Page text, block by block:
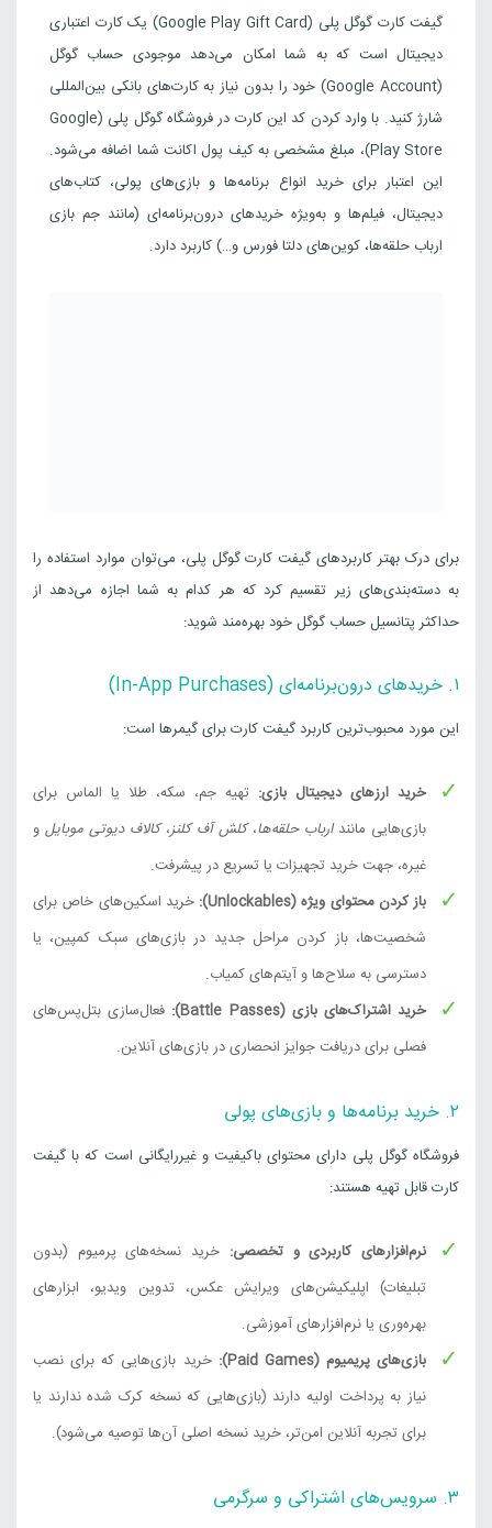
ترکیه تومان
ترکیه
100 لیر ترکیه
445,000
تومان
ترکیه
ترکیه
1000 لیر ترکیه
امریکا
5 دلار آمریکا
1,040,000
امریکا
10 دلار آمریکا
2,080,000تومان
امریکا
15 دلار آمریکا
3,120,000 تومان
امریکا
100 دلار آمریکا
گیفت کارت گوگل پلی (Google Play Gift Card) یک کارت اعتباری
دیجیتال است که به شما امکان می‌دهد موجودی حساب گوگل
(Google Account) خود را بدون نیاز به کارت‌های بانکی بین‌المللی
شارژ کنید. با وارد کردن کد این کارت در فروشگاه گوگل پلی (Google
Play Store)، مبلغ مشخصی به کیف پول اکانت شما اضافه می‌شود.
این اعتبار برای خرید انواع برنامه‌ها و بازی‌های پولی، کتاب‌های
دیجیتال، فیلم‌ها و به‌ویژه خریدهای درون‌برنامه‌ای (مانند جم بازی
ارباب حلقه‌ها، کوین‌های دلتا فورس و…) کاربرد دارد.
برای درک بهتر کاربردهای گیفت کارت گوگل پلی، می‌توان موارد استفاده را
به دسته‌بندی‌های زیر تقسیم کرد که هر کدام به شما اجازه می‌دهد از
حداکثر پتانسیل حساب گوگل خود بهره‌مند شوید:
۱. خریدهای درون‌برنامه‌ای (In-App Purchases)
این مورد محبوب‌ترین کاربرد گیفت کارت برای گیمرها است:
خرید ارزهای دیجیتال بازی: تهیه جم، سکه، طلا یا الماس برای
بازی‌هایی مانندارباب حلقه‌ها،کلش آف کلنز،کالاف دیوتی موبایل و
غیره، جهت خرید تجهیزات یا تسریع در پیشرفت.
باز کردن محتوای ویژه (Unlockables):
خرید اسکین‌های خاص برای
شخصیت‌ها، باز کردن مراحل جدید در بازی‌های سبک کمپین، یا
دسترسی به سلاح‌ها و آیتم‌های کمیاب.
خرید اشتراک‌های بازی (Battle Passes):
فعال‌سازی بتل‌پس‌های
فصلی برای دریافت جوایز انحصاری در بازی‌های آنلاین.
۲. خرید برنامه‌ها و بازی‌های پولی
فروشگاه گوگل پلی دارای محتوای باکیفیت و غیررایگانی است که با گیفت
کارت قابل تهیه هستند:
نرم‌افزارهای کاربردی و تخصصی: خرید نسخه‌های پرمیوم (بدون
تبلیغات) اپلیکیشن‌های ویرایش عکس، تدوین ویدیو، ابزارهای
بهره‌وری یا نرم‌افزارهای آموزشی.
بازی‌های پریمیوم (Paid Games):
خرید بازی‌هایی که برای نصب
نیاز به پرداخت اولیه دارند (بازی‌هایی که نسخه کرک شده ندارند یا
برای تجربه آنلاین امن‌تر، خرید نسخه اصلی آن‌ها توصیه می‌شود).
۳. سرویس‌های اشتراکی و سرگرمی